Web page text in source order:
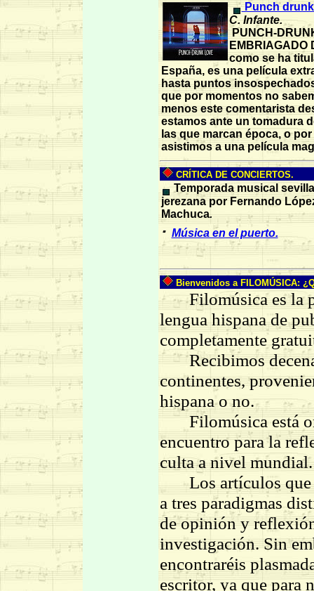
Punch
C. Infante.
PUNCH-
EMBRIAGADO
como se ha
España, es una película
hasta puntos
que por momentos no
menos este comentarista
estamos ante un tomadura
las que marcan época, o
asistimos a una película
CRÍTICA DE CONCIERTOS.
Temporada musical
jerezana por Fernando
Machuca.
· Música en el puerto.
Bienvenidos a FILOMÚSICA:
Filomúsica es la
lengua hispana de
completamente
Recibimos
continentes,
hispana o no.
Filomúsica está
encuentro para la
culta a nivel mundial.
Los artículos que
a tres paradigmas
de opinión y
investigación. Sin
encontraréis
escritor, ya que para